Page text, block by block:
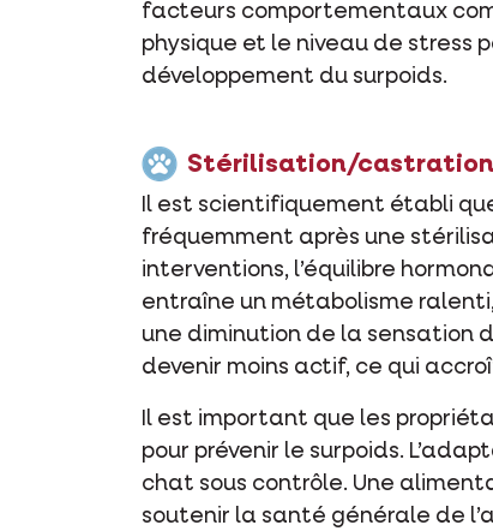
facteurs comportementaux
physique et le niveau de stress
développement du surpoids.
Stérilisation/castration
Il est scientifiquement établi
fréquemment après une
interventions, l’équilibre
entraîne un métabolisme
une diminution de la sensation
devenir moins actif, ce qui
Il est important que les
pour prévenir le surpoids.
chat sous contrôle. Une
soutenir la santé générale de